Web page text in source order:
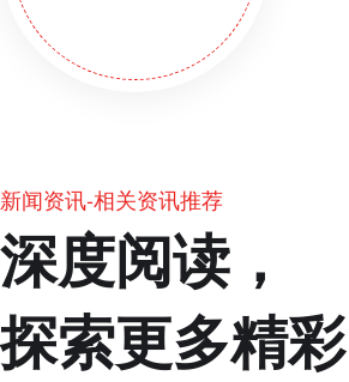
新闻资讯-相关资讯推荐
深度阅读，
探索更多精彩